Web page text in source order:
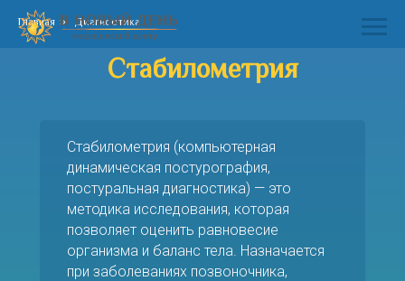
Главная » Диагностика
Стабилометрия
Стабилометрия (компьютерная
динамическая постурография,
постуральная диагностика) — это
методика исследования, которая
позволяет оценить равновесие
организма и баланс тела. Назначается
при заболеваниях позвоночника,